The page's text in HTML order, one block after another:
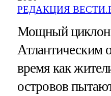
РЕДАКЦИЯ
Мощный циклон
Атлантическим
время как
островов